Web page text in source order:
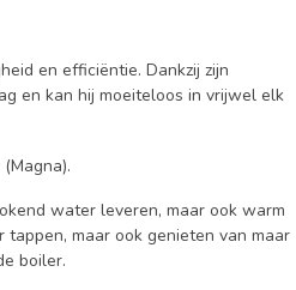
en efficiëntie. Dankzij zijn
en kan hij moeiteloos in vrijwel elk
water leveren, maar ook warm
maar ook genieten van maar
boiler.